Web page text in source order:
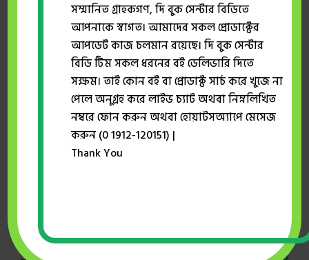
B. M. Azgar Ali
Showing all 2 results
Show sidebar
-20%
সম্মানিত গ্রাহকগণ, দি বুক সেন্টার বিডিতে
আপনাকে স্বাগত। আমাদের সকল প্রোডাক্টের
আপডেট কাজ চলমান রয়েছে। দি বুক সেন্টার
বিডি টিম সকল ধরনের বই ডেলিভারি দিতে
সক্ষম। তাই কোন বই বা প্রোডাক্ট সার্চ করে খুজে না
পেলে অনুগ্রহ করে লাইভ চ্যাট অথবা নিম্নলিখিত
নম্বরে ফোন করুন অথবা হোয়াটসঅ্যাপে মেসেজ
করুন (0 1912-120151) |
Thank You